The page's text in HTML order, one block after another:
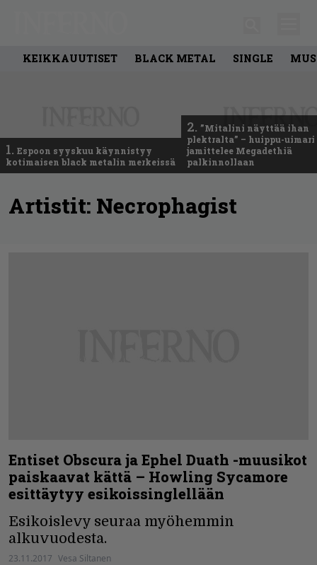
KEIKKAUUTISET BLACK METAL SINGLE
1. Espoon syyskuu käynnistyy
kotimaisen black metalin merkeissä
2. ”Mitalini näyttää ihan
plektralta” – huippu-uimari
jamittelee Megadethiä
palkinnollaan
Artistit: Necrophagist
Entiset Obscura ja Ephel Duath -muusikot
paiskaavat kättä – Howling Sycamore
esittäytyy esikoissinglellään
Esikoislevy seuraa myöhemmin
alkuvuodesta.
23.11.2017 Vesa Siltanen